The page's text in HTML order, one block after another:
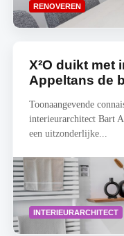
RENOVEREN
X²O duikt met
Appeltans de
Toonaangevende
interieurarchitect Bart
een uitzonderlijke...
INTERIEURARCHITECT